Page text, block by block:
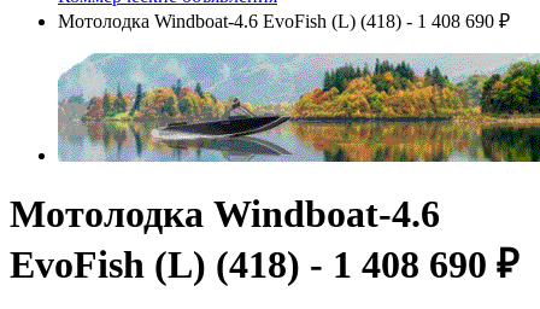
Мотолодка Windboat-4.6 EvoFish (L) (418) - 1 408 690 ₽
Мотолодка Windboat-4.6
EvoFish (L) (418) - 1 408 690 ₽